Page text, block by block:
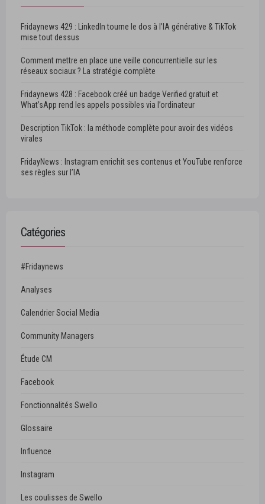
Fridaynews 429 : LinkedIn tourne le dos à l’IA générative & TikTok
mise tout dessus
Comment mettre en place une veille concurrentielle sur les
réseaux sociaux ? La stratégie complète
Fridaynews 428 : Facebook créé un badge Verified gratuit et
What’sApp rend les appels possibles via l’ordinateur
Description TikTok : la méthode complète pour avoir des vidéos
virales
FridayNews : Instagram enrichit ses contenus et YouTube renforce
ses règles sur l’IA
Catégories
#Fridaynews
Analyses
Calendrier Social Media
Community Managers
Étude CM
Facebook
Fonctionnalités Swello
Glossaire
Influence
Instagram
Les coulisses de Swello